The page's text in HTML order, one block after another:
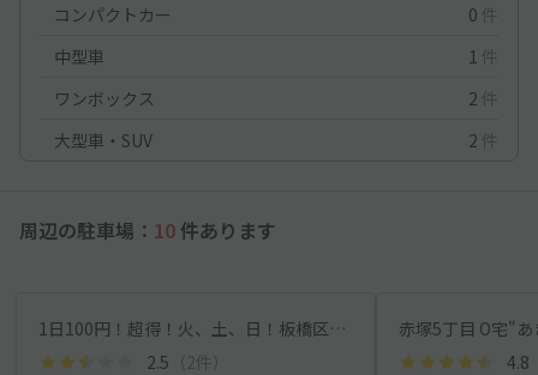
コンパクトカー
0 件
中型車
1 件
ワンボックス
2 件
大型車・SUV
2 件
周辺の駐車場： 10 件あります
1日100円！超得！火、土、日！板橋区赤塚5丁目駐車場
2.5 （2件）
赤塚5丁目 O宅"
4.8